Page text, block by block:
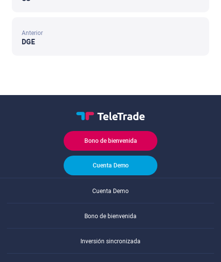
Anterior
DGE
Bono de bienvenida
Cuenta Demo
Cuenta Demo
Bono de bienvenida
Inversión sincronizada